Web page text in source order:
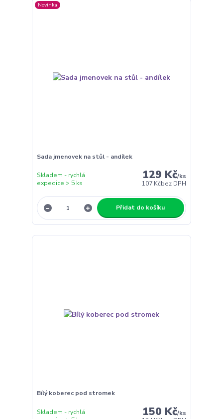
Novinka
Sada jmenovek na stůl - andílek
129 Kč/ks
107 Kčbez DPH
Skladem - rychlá
expedice > 5 ks
Přidat do košíku
Bílý koberec pod stromek
150 Kč/ks
Skladem - rychlá